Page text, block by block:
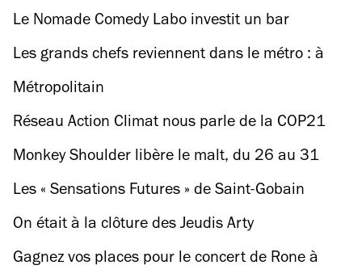
Le Nomade Comedy Labo investit un bar
parisien pour promouvoir les humoristes de
demain
Les grands chefs reviennent dans le métro : à
vous de jouer !
Métropolitain
Réseau Action Climat nous parle de la COP21
Monkey Shoulder libère le malt, du 26 au 31
octobre
Les « Sensations Futures » de Saint-Gobain
laissent une drôle d'impression
On était à la clôture des Jeudis Arty
Gagnez vos places pour le concert de Rone à